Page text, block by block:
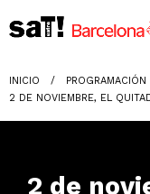
INICIO
PROGRAMACIÓN
2 DE NOVIEMBRE, EL
2 de